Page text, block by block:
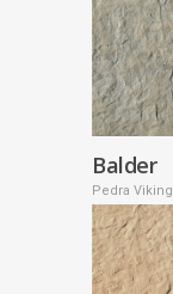
Balder
Pedra Viking